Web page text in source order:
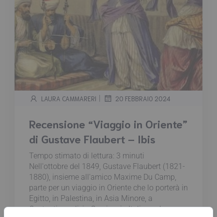
LAURA CAMMARERI | 20 FEBBRAIO 2024
Recensione “Viaggio in Oriente”
di Gustave Flaubert – Ibis
Tempo stimato di lettura: 3 minuti
Nell'ottobre del 1849, Gustave Flaubert (1821-
1880), insieme all'amico Maxime Du Camp,
parte per un viaggio in Oriente che lo porterà in
Egitto, in Palestina, in Asia Minore, a
Costantinopoli, in Grecia e in Italia: un lungo